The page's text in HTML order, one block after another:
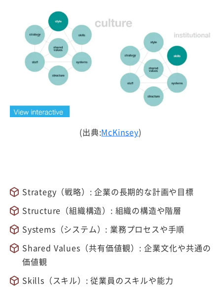
(出典:McKinsey)
Strategy（戦略）: 企業の長期的な計画や目標
Structure（組織構造）: 組織の構造や階層
Systems（システム）: 業務プロセスや手順
Shared Values（共有価値観）: 企業文化や共通の
価値観
Skills（スキル）: 従業員のスキルや能力